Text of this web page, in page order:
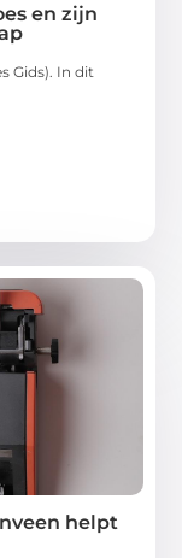
en zijn
Gids). In dit
helpt